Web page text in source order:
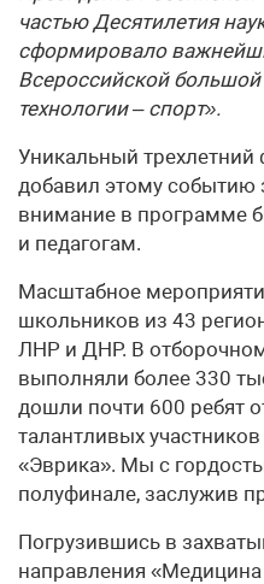
частью Десятилетия
сформировало
Всероссийской
технологии – спорт».
Уникальный
добавил этому событию
внимание в программе
и педагогам.
Масштабное
школьников из 43
ЛНР и ДНР. В
выполняли более 330
дошли почти 600 ребят
талантливых
«Эврика». Мы с
полуфинале, заслужив
Погрузившись в
направления «Медицина